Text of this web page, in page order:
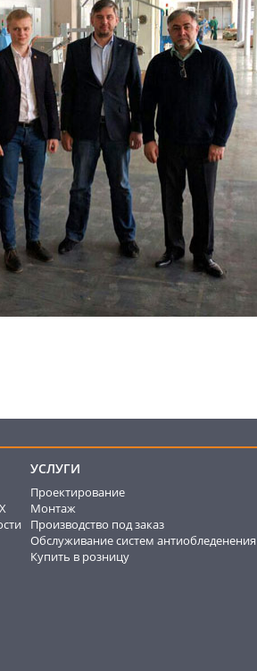
УСЛУГИ
Проектирование
Монтаж
Производство под заказ
Обслуживание систем антиобледенения
Купить в розницу